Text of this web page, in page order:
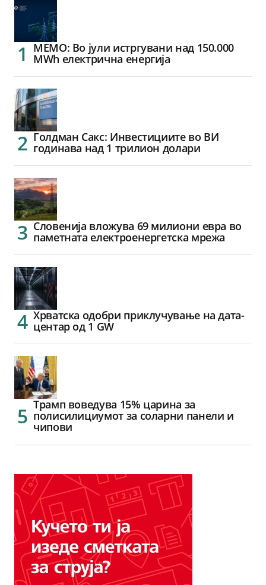
МЕМО: Во јули истргувани над 150.000
MWh електрична енергија
Голдман Сакс: Инвестициите во ВИ
годинава над 1 трилион долари
Словенија вложува 69 милиони евра во
паметната електроенергетска мрежа
Хрватска одобри приклучување на дата-
центар од 1 GW
Трамп воведува 15% царина за
полисилициумот за соларни панели и
чипови